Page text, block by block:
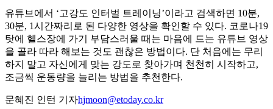
유튜브에서 ‘고강도 인터벌 트레이닝’이라고 검색하면 10분,
30분, 1시간짜리로 된 다양한 영상을 확인할 수 있다. 코로나19
탓에 헬스장에 가기 부담스러울 때는 마음에 드는 유튜브 영상
을 골라 따라 해보는 것도 괜찮은 방법이다. 단 처음에는 무리
하지 말고 자신에게 맞는 강도로 찾아가며 천천히 시작하고,
조금씩 운동량을 늘리는 방법을 추천한다.
문혜진 인턴 기자hjmoon@etoday.co.kr